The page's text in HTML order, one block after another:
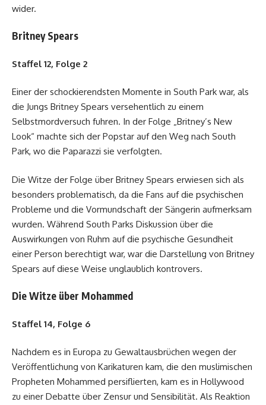
wider.
Britney Spears
Staffel 12, Folge 2
Einer der schockierendsten Momente in South Park war, als
die Jungs Britney Spears versehentlich zu einem
Selbstmordversuch fuhren. In der Folge „Britney’s New
Look“ machte sich der Popstar auf den Weg nach South
Park, wo die Paparazzi sie verfolgten.
Die Witze der Folge über Britney Spears erwiesen sich als
besonders problematisch, da die Fans auf die psychischen
Probleme und die Vormundschaft der Sängerin aufmerksam
wurden. Während South Parks Diskussion über die
Auswirkungen von Ruhm auf die psychische Gesundheit
einer Person berechtigt war, war die Darstellung von Britney
Spears auf diese Weise unglaublich kontrovers.
Die Witze über Mohammed
Staffel 14, Folge 6
Nachdem es in Europa zu Gewaltausbrüchen wegen der
Veröffentlichung von Karikaturen kam, die den muslimischen
Propheten Mohammed persiflierten, kam es in Hollywood
zu einer Debatte über Zensur und Sensibilität. Als Reaktion